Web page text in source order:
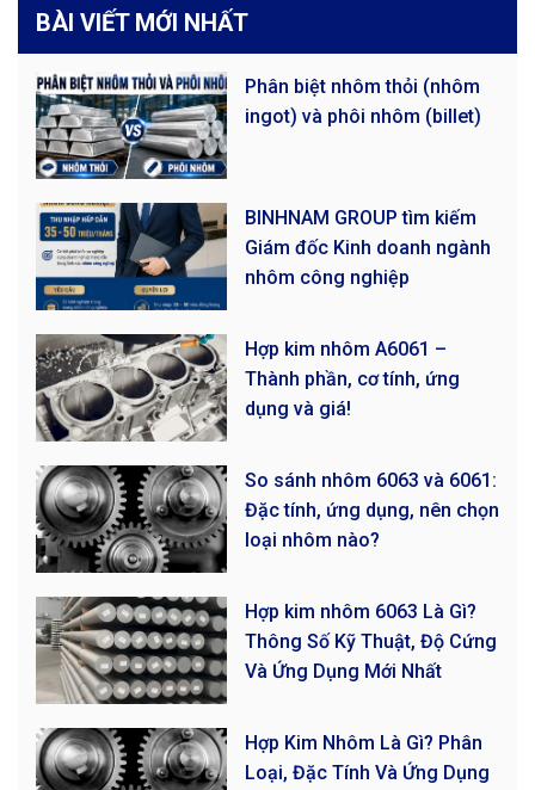
BÀI VIẾT MỚI NHẤT
Phân biệt nhôm thỏi (nhôm
ingot) và phôi nhôm (billet)
BINHNAM GROUP tìm kiếm
Giám đốc Kinh doanh ngành
nhôm công nghiệp
Hợp kim nhôm A6061 –
Thành phần, cơ tính, ứng
dụng và giá!
So sánh nhôm 6063 và 6061:
Đặc tính, ứng dụng, nên chọn
loại nhôm nào?
Hợp kim nhôm 6063 Là Gì?
Thông Số Kỹ Thuật, Độ Cứng
Và Ứng Dụng Mới Nhất
Hợp Kim Nhôm Là Gì? Phân
Loại, Đặc Tính Và Ứng Dụng